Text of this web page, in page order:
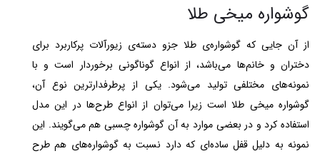
گوشواره میخی طلا
از آن جایی که گوشواره‌ی طلا جزو دسته‌ی زیورآلات پرکاربرد برای
دختران و خانم‌ها می‌باشد، از انواع گوناگونی برخوردار است و با
نمونه‌های مختلفی تولید می‌شود. یکی از پرطرفدارترین نوع آن،
گوشواره میخی طلا است زیرا می‌توان از انواع طرح‌ها در این مدل
استفاده کرد و در بعضی موارد به آن گوشواره چسبی هم می‌گویند. این
نمونه به دلیل قفل ساده‌ای که دارد نسبت به گوشواره‌های هم طرح